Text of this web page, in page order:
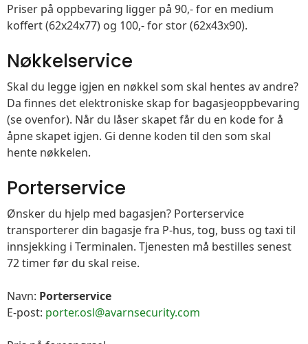
Priser på oppbevaring ligger på 90,- for en medium
koffert (62x24x77) og 100,- for stor (62x43x90).
Nøkkelservice
Skal du legge igjen en nøkkel som skal hentes av andre?
Da finnes det elektroniske skap for bagasjeoppbevaring
(se ovenfor). Når du låser skapet får du en kode for å
åpne skapet igjen. Gi denne koden til den som skal
hente nøkkelen.
Porterservice
Ønsker du hjelp med bagasjen? Porterservice
transporterer din bagasje fra P-hus, tog, buss og taxi til
innsjekking i Terminalen. Tjenesten må bestilles senest
72 timer før du skal reise.
Navn: Porterservice
E-post: porter.osl@avarnsecurity.com